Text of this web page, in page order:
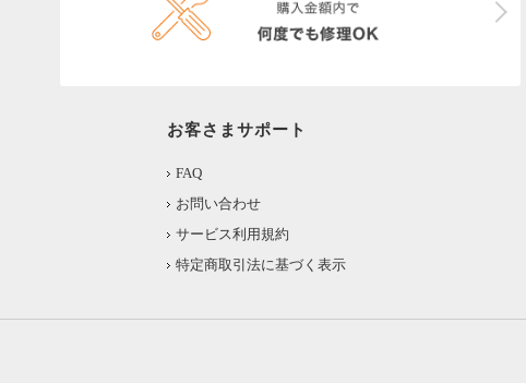
お客さまサポート
FAQ
お問い合わせ
サービス利用規約
特定商取引法に基づく表示